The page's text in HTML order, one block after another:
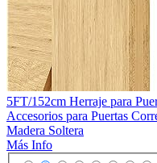
5FT/152cm Herraje para
Accesorios para Puertas
Madera Soltera
Más Info